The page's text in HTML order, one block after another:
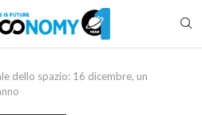
dello spazio: 16 dicembre, un